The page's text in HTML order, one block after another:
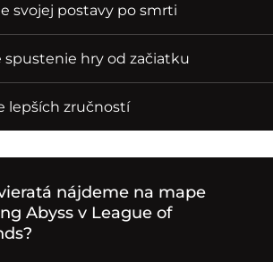
svojej postavy po smrti
spustenie hry od začiatku
lepších zručností
nájdeme na mape
Abyss v League of